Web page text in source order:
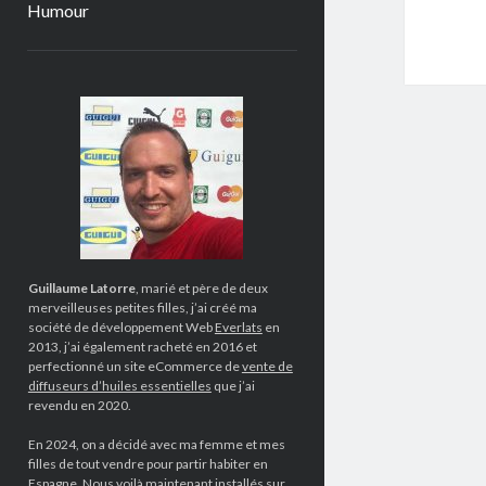
Humour
Guillaume Latorre, marié et père de deux
merveilleuses petites filles, j’ai créé ma
société de développement Web Everlats en
2013, j’ai également racheté en 2016 et
perfectionné un site eCommerce devente de
diffuseurs d’huiles essentielles que j’ai
revendu en 2020.
En 2024, on a décidé avec ma femme et mes
filles de tout vendre pour partir habiter en